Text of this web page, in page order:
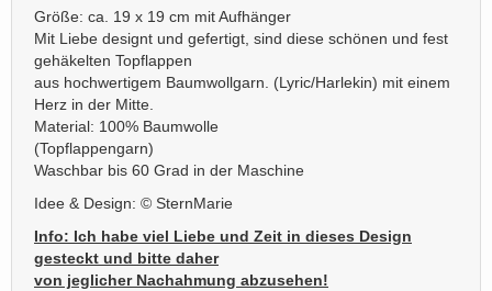
Größe: ca. 19 x 19 cm mit Aufhänger
Mit Liebe designt und gefertigt, sind diese schönen und fest
gehäkelten Topflappen
aus hochwertigem Baumwollgarn. (Lyric/Harlekin) mit einem
Herz in der Mitte.
Material: 100% Baumwolle
(Topflappengarn)
Waschbar bis 60 Grad in der Maschine
Idee & Design: © SternMarie
Info: Ich habe viel Liebe und Zeit in dieses Design
gesteckt und bitte daher
von jeglicher Nachahmung abzusehen!